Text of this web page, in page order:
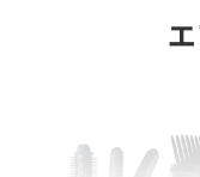
EH-NE9P